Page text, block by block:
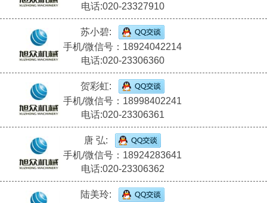
电话:020-23327910
苏小碧:
手机/微信号：18924042214
电话:020-23306360
贺彩虹:
手机/微信号：18998402241
电话:020-23306361
唐 弘:
手机/微信号：18924283641
电话:020-23306362
陆美玲: